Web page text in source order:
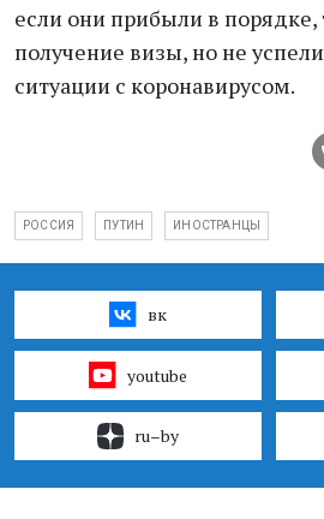
если они прибыли в
получение визы, но не
ситуации с коронавирусом.
РОССИЯ ПУТИН ИНОСТРАНЦЫ
вк
youtube
ru–by